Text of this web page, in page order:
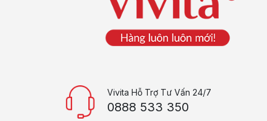
Vivita Hỗ Trợ Tư Vấn 24/7
0888 533 350